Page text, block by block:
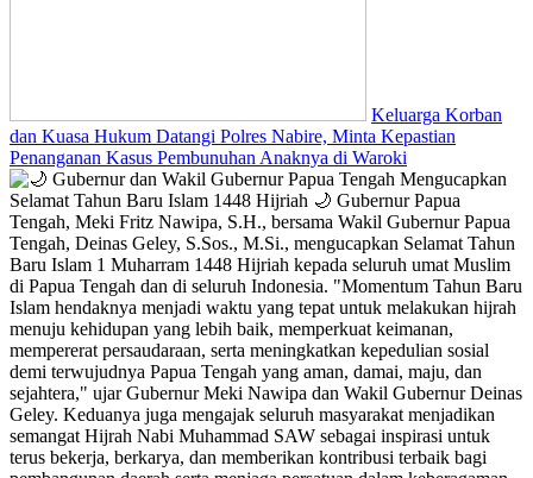
Keluarga Korban
dan Kuasa Hukum Datangi Polres Nabire, Minta Kepastian
Penanganan Kasus Pembunuhan Anaknya di Waroki